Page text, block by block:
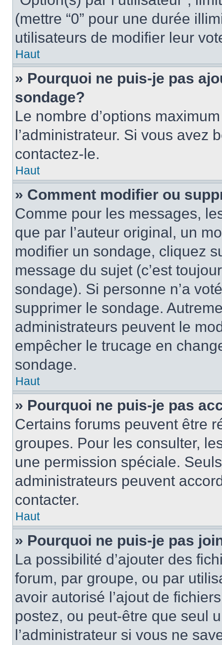
(mettre “0” pour une durée
utilisateurs de modifier leur
Haut
» Pourquoi ne puis-je pas
sondage?
Le nombre d’options
l’administrateur. Si vous avez
contactez-le.
Haut
» Comment modifier ou
Comme pour les messages,
que par l’auteur original, un
modifier un sondage, cliquez
message du sujet (c’est
sondage). Si personne n’a
supprimer le sondage.
administrateurs peuvent le
empêcher le trucage en
sondage.
Haut
» Pourquoi ne puis-je pas
Certains forums peuvent être
groupes. Pour les consulter,
une permission spéciale.
administrateurs peuvent
contacter.
Haut
» Pourquoi ne puis-je pas
La possibilité d’ajouter des
forum, par groupe, ou par
avoir autorisé l’ajout de
postez, ou peut-être que seul
l’administrateur si vous ne